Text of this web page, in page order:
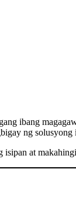
ibang
ng
at